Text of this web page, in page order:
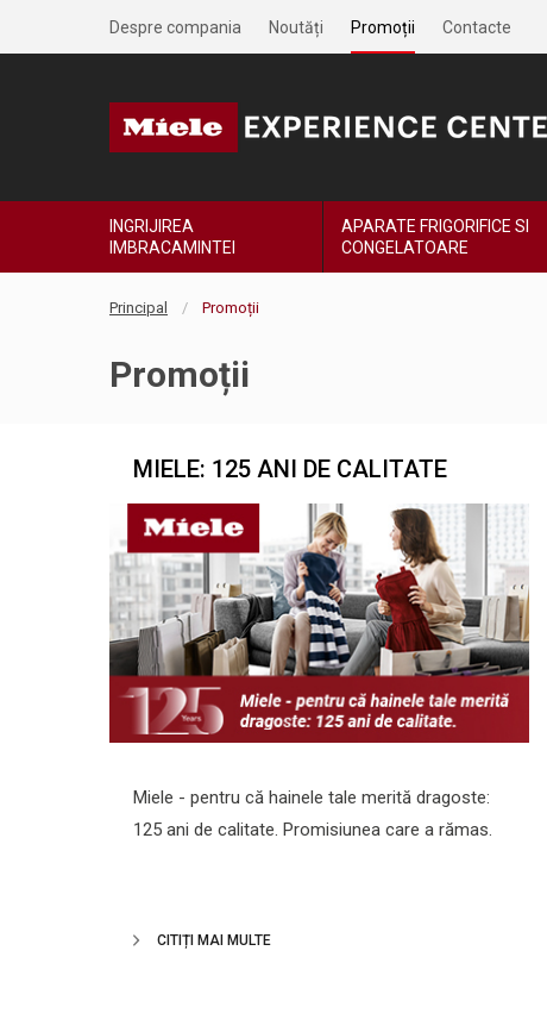
Despre compania Noutăți Promoții Contacte
INGRIJIREA
IMBRACAMINTEI
APARATE FRIGORIFICE SI
CONGELATOARE
Principal Promoții
Promoții
MIELE: 125 ANI DE CALITATE
Miele - pentru că hainele tale merită dragoste:
125 ani de calitate. Promisiunea care a rămas.
CITIȚI MAI MULTE